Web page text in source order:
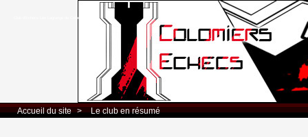
Club d’Echecs Léo Lagrange de Colomiers
Accueil du site > Le club en résumé